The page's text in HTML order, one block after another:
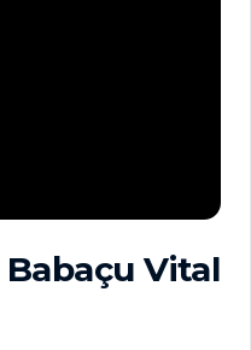
Babaçu Vital